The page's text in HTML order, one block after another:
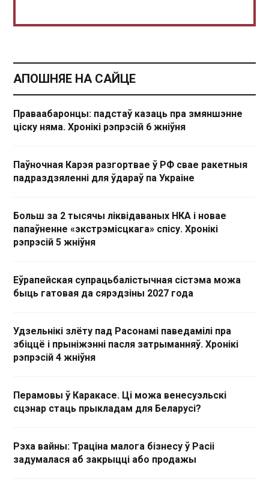
АПОШНЯЕ НА САЙЦЕ
Праваабаронцы: падстаў казаць пра змяншэнне
ціску няма. Хронікі рэпрэсій 6 жніўня
Паўночная Карэя разгортвае ў РФ свае ракетныя
падраздзяленні для ўдараў па Украіне
Больш за 2 тысячы ліквідаваных НКА і новае
папаўненне «экстрэмісцкага» спісу. Хронікі
рэпрэсій 5 жніўня
Еўрапейская супрацьбалістычная сістэма можа
быць гатовая да сярэдзіны 2027 года
Удзельнікі злёту пад Расонамі паведамілі пра
збіццё і прыніжэнні пасля затрыманняў. Хронікі
рэпрэсій 4 жніўня
Перамовы ў Каракасе. Ці можа венесуэльскі
сцэнар стаць прыкладам для Беларусі?
Рэха вайны: Траціна малога бізнесу ў Расіі
задумалася аб закрыцці або продажы